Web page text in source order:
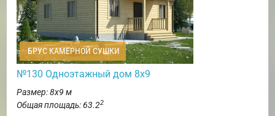
БРУС КАМЕРНОЙ СУШКИ
№130 Одноэтажный дом 8х9
Размер: 8х9 м
Общая площадь: 63.22